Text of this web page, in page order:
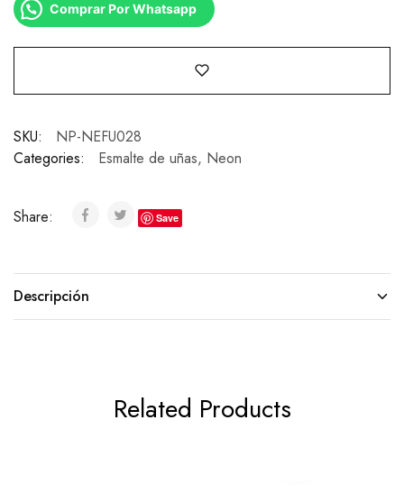
Comprar Por Whatsapp
SKU:
NP-NEFU028
Categories:
Esmalte de uñas, Neon
Share: Save
Descripción
Related Products